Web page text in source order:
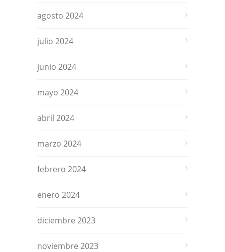
agosto 2024
julio 2024
junio 2024
mayo 2024
abril 2024
marzo 2024
febrero 2024
enero 2024
diciembre 2023
noviembre 2023